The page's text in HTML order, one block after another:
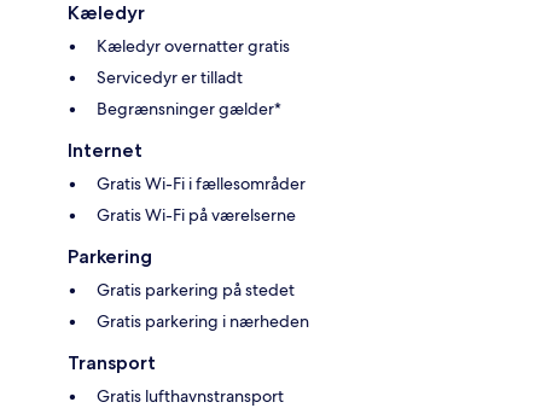
Kæledyr
Kæledyr overnatter gratis
Servicedyr er tilladt
Begrænsninger gælder*
Internet
Gratis Wi-Fi i fællesområder
Gratis Wi-Fi på værelserne
Parkering
Gratis parkering på stedet
Gratis parkering i nærheden
Transport
Gratis lufthavnstransport